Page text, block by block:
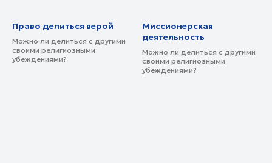
Право делиться верой
Можно ли делиться с другими
своими религиозными
убеждениями?
Миссионерская
деятельность
Можно ли делиться с другими
своими религиозными
убеждениями?